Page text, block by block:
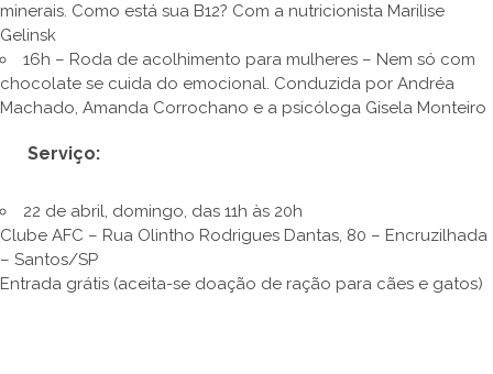
minerais. Como está sua B12? Com a nutricionista Marilise
Gelinsk
16h – Roda de acolhimento para mulheres – Nem só com
chocolate se cuida do emocional. Conduzida por Andréa
Machado, Amanda Corrochano e a psicóloga Gisela Monteiro
Serviço:
22 de abril, domingo, das 11h às 20h
Clube AFC – Rua Olintho Rodrigues Dantas, 80 – Encruzilhada
– Santos/SP
Entrada grátis (aceita-se doação de ração para cães e gatos)